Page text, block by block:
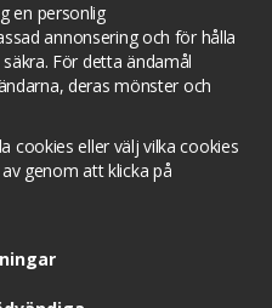
Facebook
sekretesspolicy
Om cookies
en personlig
annonsering och för hålla
För detta ändamål
deras mönster och
cookies eller välj vilka cookies
genom att klicka på